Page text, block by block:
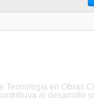
en Obras
al desarrollo